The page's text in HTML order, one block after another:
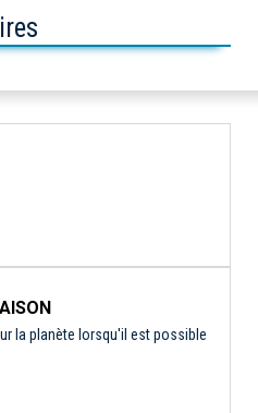
la planète lorsqu'il est possible